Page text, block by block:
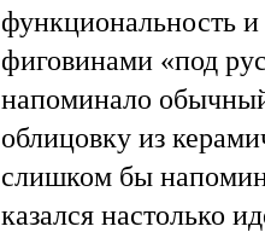
функциональность
фиговинами «под
напоминало
облицовку из
слишком бы
казался настолько